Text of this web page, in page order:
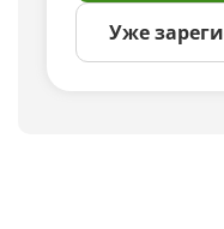
Уже